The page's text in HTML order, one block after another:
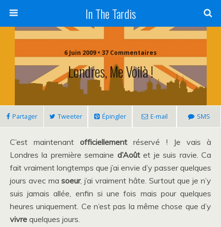
In The Tardis
6 Juin 2009 • 37 Commentaires
Londres, Me Voilà !
Partager Tweeter Épingler E-mail SMS
C’est maintenantofficiellement réservé ! Je vais à
Londres la première semaine d’Aoûtet je suis ravie. Ca
fait vraiment longtemps que j’ai envie d’y passer quelques
jours avec masoeur, j’ai vraiment hâte. Surtout que je n’y
suis jamais allée, enfin si une fois mais pour quelques
heures uniquement. Ce n’est pas la même chose que d’y
vivre quelques jours.